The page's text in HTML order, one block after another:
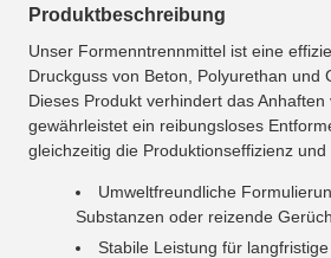
Produktbeschreibung
Unser Formenntrennmittel ist eine
Druckguss von Beton, Polyurethan und
Dieses Produkt verhindert das Anhaften
gewährleistet ein reibungsloses
gleichzeitig die Produktionseffizienz und
Umweltfreundliche
Substanzen oder reizende
Stabile Leistung für